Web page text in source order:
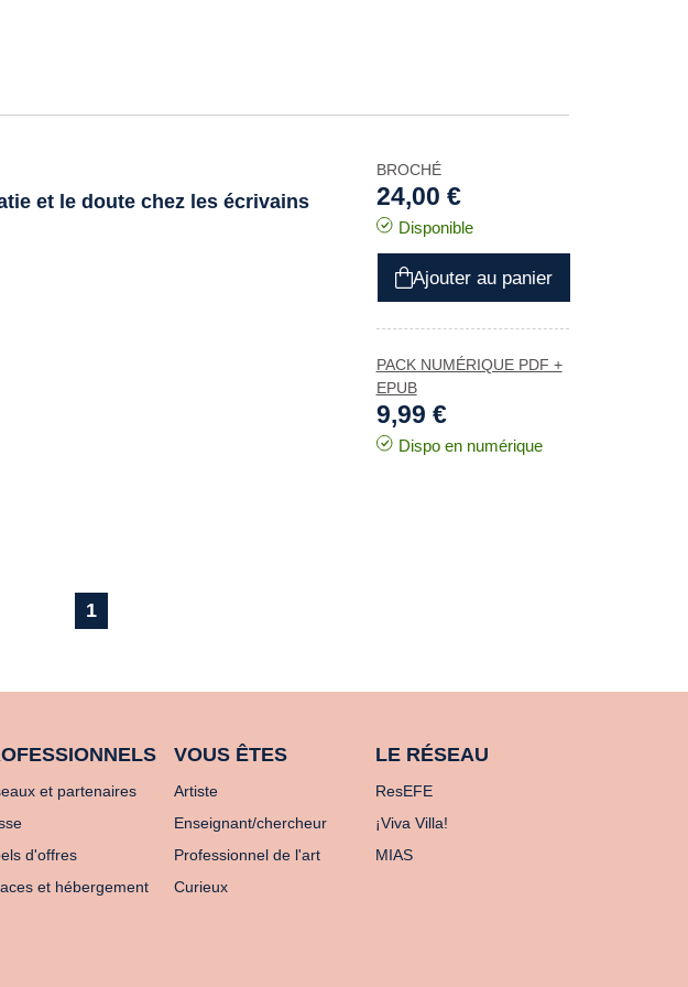
et le doute chez les écrivains
BROCHÉ
24,00 €
Disponible
Ajouter au panier
PACK NUMÉRIQUE PDF +
EPUB
9,99 €
Dispo en numérique
1
et partenaires
d'offres
et hébergement
VOUS ÊTES
Artiste
Enseignant/chercheur
Professionnel de l'art
Curieux
LE RÉSEAU
ResEFE
¡Viva Villa!
MIAS